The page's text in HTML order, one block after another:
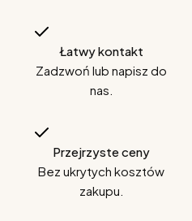
Łatwy kontakt
Zadzwoń lub napisz do
nas.
Przejrzyste ceny
Bez ukrytych kosztów
zakupu.